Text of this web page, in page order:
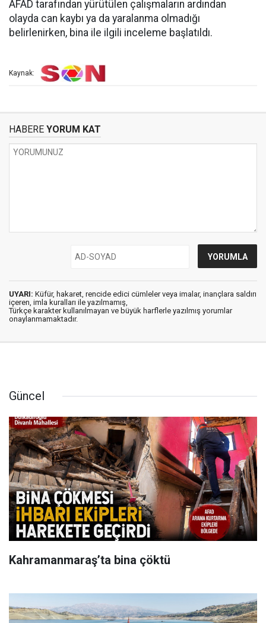
AFAD tarafından yürütülen çalışmaların ardından
olayda can kaybı ya da yaralanma olmadığı
belirlenirken, bina ile ilgili inceleme başlatıldı.
Kaynak:
HABERE YORUM KAT
UYARI: Küfür, hakaret, rencide edici cümleler veya imalar, inançlara saldırı
içeren, imla kuralları ile yazılmamış,
Türkçe karakter kullanılmayan ve büyük harflerle yazılmış yorumlar
onaylanmamaktadır.
Güncel
Kahramanmaraş’ta bina çöktü